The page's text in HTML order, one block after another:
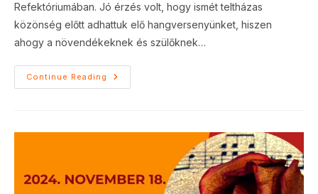
Refektóriumában. Jó érzés volt, hogy ismét teltházas
közönség előtt adhattuk elő hangversenyünket, hiszen
ahogy a növendékeknek és szülőknek…
Continue Reading
Takács
Jenő